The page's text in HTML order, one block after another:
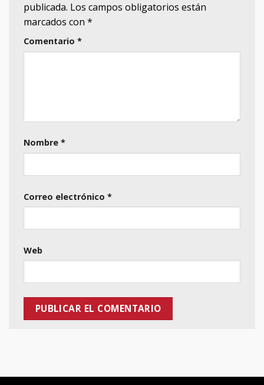
publicada. Los campos obligatorios están
marcados con *
Comentario *
Nombre *
Correo electrónico *
Web